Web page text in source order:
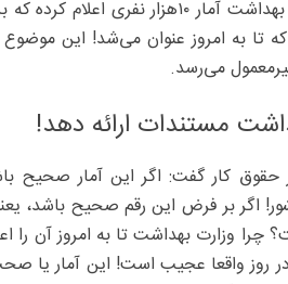
معاون وزارت بهداشت آمار
که تا به امروز عنوان می‌شد! این
می‌رسد.
مستندات ارائه دهد!
حقوق کار گفت: اگر این آمار صحیح
کشور! اگر بر فرض این رقم صحیح باشد،
در روز واقعا عجیب است! این آمار